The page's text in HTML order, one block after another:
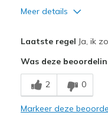
Meer details
Breathe Well
Comfortable
Laatste regel Ja, ik
Was deze
2 0
Markeer deze